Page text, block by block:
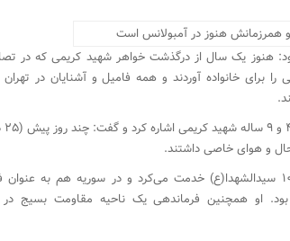
هنوز یک سال از درگذشت خواهر شهید کریمی که در
برای خانواده آوردند و همه فامیل و آشنایان در
و هوای خاصی داشتند.
شهید مرتضی کریمی در گردان الزهرا(س)ی لشکر ۱۰ سیدالشهدا(ع) خدمت می‌کرد و در سوریه هم به
او همچنین فرماندهی یک ناحیه مقاومت بسیج